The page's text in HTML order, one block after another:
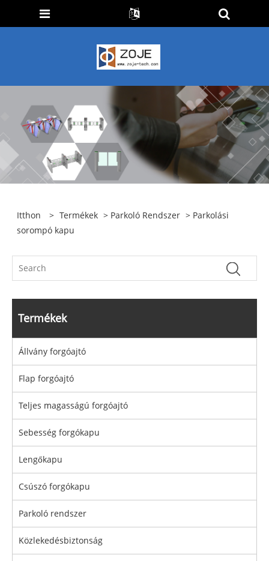
Itthon > Termékek > Parkoló Rendszer > Parkolási
sorompó kapu
Termékek
Állvány forgóajtó
Flap forgóajtó
Teljes magasságú forgóajtó
Sebesség forgókapu
Lengőkapu
Csúszó forgókapu
Parkoló rendszer
Közlekedésbiztonság